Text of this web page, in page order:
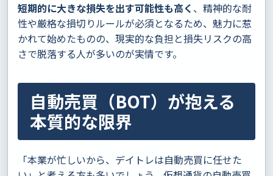
短期的に大きな損失を出す可能性も高く 、精神的な耐
性や厳格な損切りルールが必須となるため、魅力に惹
かれて始めたものの、現実的な負担と損失リスクの高
さで脱落する人が多いのが実情です。
自動売買（BOT）が抱える
本質的な限界
「本業が忙しいから、デイトレは自動売買に任せた